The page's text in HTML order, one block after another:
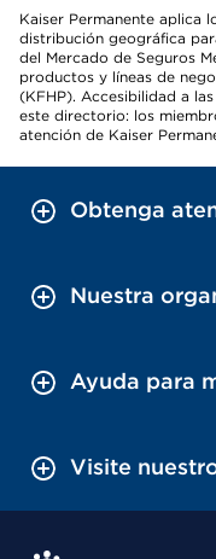
Kaiser Permanente aplica
distribución geográfica
del Mercado de Seguros
productos y líneas de
(KFHP). Accesibilidad a
este directorio: los
atención de Kaiser
Obtenga
Nuestra
Ayuda para
Visite